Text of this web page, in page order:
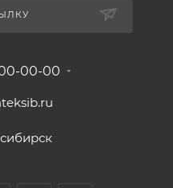
00-00